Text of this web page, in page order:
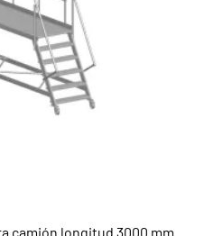
camión longitud 3000 mm